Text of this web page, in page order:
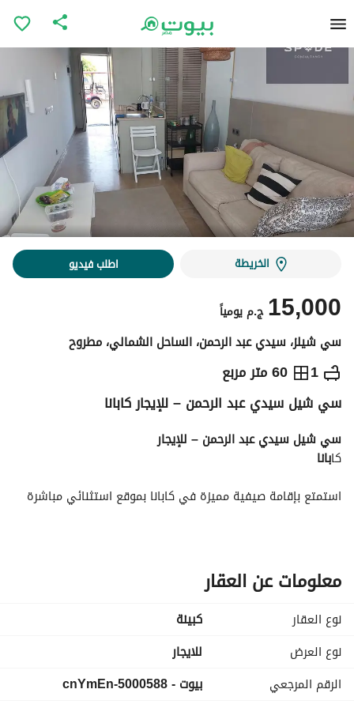
الخريطة اطلب فيديو
ج.م 15,000 يومياً
سي شيلز، سيدي عبد الرحمن، الساحل الشمالي، مطروح
1 60 متر مربع ج.م15,000 يومياً
الاماكن القريبة
سي شيل سيدي عبد الرحمن – للإيجار كابانا
سي شيل سيدي عبد الرحمن – للإيجار
كابانا
مواصفات الوحدة:
كابانا
موقع مميز على اللاجون مباشرة
إطلالة بحرية رائعة
موقع متميز داخل سي شيل سيدي عبد الرحمن
مثالية لقضاء العطلات الصيفية والاستمتاع بأجواء الساحل
معلومات عن العقار
نوع العقار
كبينة
نوع العرض
للايجار
الرقم المرجعي
بيوت - 5000588-cnYmEn